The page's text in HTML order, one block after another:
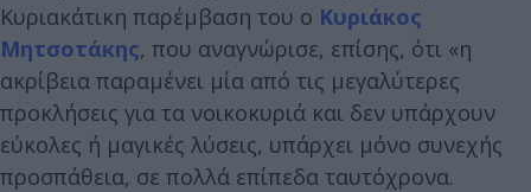
Κυριακάτικη παρέμβαση του ο Κυριάκος
Μητσοτάκης, που αναγνώρισε, επίσης, ότι «η
ακρίβεια παραμένει μία από τις μεγαλύτερες
προκλήσεις για τα νοικοκυριά και δεν υπάρχουν
εύκολες ή μαγικές λύσεις, υπάρχει μόνο συνεχής
προσπάθεια, σε πολλά επίπεδα ταυτόχρονα.